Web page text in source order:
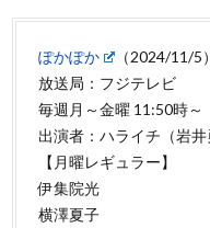
ぽかぽか
（2024/11/5）
放送局：フジテレビ
毎週月～金曜 11:50時～
出演者：ハライチ（岩
【月曜レギュラー】
伊集院光
横澤夏子